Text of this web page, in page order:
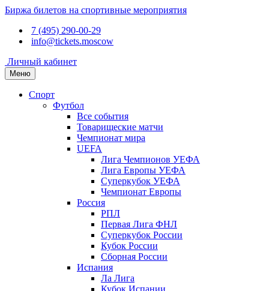
Биржа билетов на спортивные мероприятия
7 (495) 290-00-29
info@tickets.moscow
Личный кабинет
Меню
Спорт
Футбол
Все события
Товарищеские матчи
Чемпионат мира
UEFA
Лига Чемпионов УЕФА
Лига Европы УЕФА
Суперкубок УЕФА
Чемпионат Европы
Россия
РПЛ
Первая Лига ФНЛ
Суперкубок России
Кубок России
Сборная России
Испания
Ла Лига
Кубок Испании